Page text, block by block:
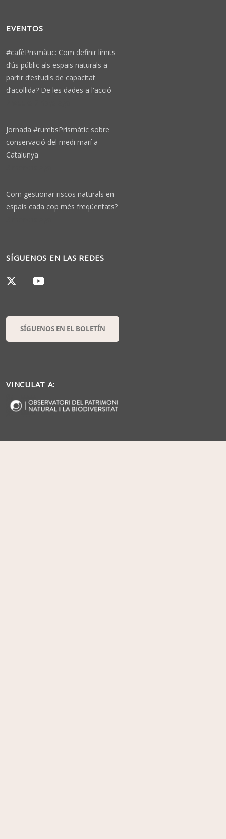
EVENTOS
#cafèPrismàtic: Com definir límits
d’ús públic als espais naturals a
partir d’estudis de capacitat
d’acollida? De les dades a l'acció
Jornada #rumbsPrismàtic sobre
conservació del medi marí a
Catalunya
Com gestionar riscos naturals en
espais cada cop més freqüentats?
SÍGUENOS EN LAS REDES
SÍGUENOS EN EL BOLETÍN
VINCULAT A: